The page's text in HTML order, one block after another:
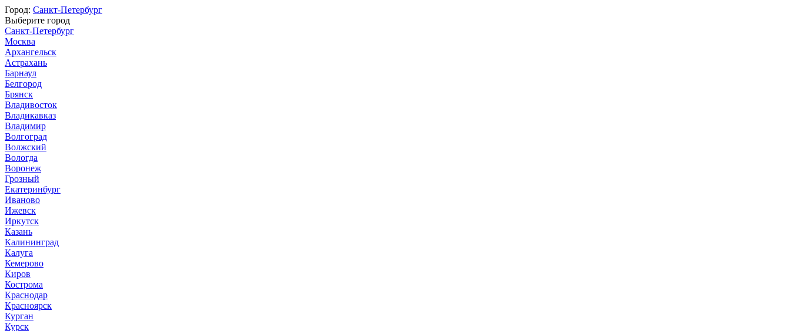
Город: Санкт-Петербург
Выберите город
Санкт-Петербург
Москва
Архангельск
Астрахань
Барнаул
Белгород
Брянск
Владивосток
Владикавказ
Владимир
Волгоград
Волжский
Вологда
Воронеж
Грозный
Екатеринбург
Иваново
Ижевск
Иркутск
Казань
Калининград
Калуга
Кемерово
Киров
Кострома
Краснодар
Красноярск
Курган
Курск